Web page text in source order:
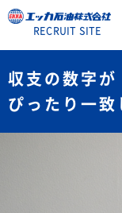
RECRUIT SITE
収支の数字が
ぴったり一致